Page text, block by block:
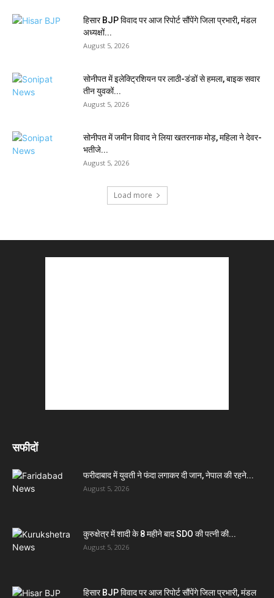
हिसार BJP विवाद पर आज रिपोर्ट सौंपेंगे जिला प्रभारी, मंडल
अध्यक्षों...
August 5, 2026
सोनीपत में इलेक्ट्रिशियन पर लाठी-डंडों से हमला, बाइक सवार
तीन युवकों...
August 5, 2026
सोनीपत में जमीन विवाद ने लिया खतरनाक मोड़, महिला ने देवर-
भतीजे...
August 5, 2026
Load more
सफीदों
फरीदाबाद में युवती ने फंदा लगाकर दी जान, नेपाल की रहने...
August 5, 2026
कुरुक्षेत्र में शादी के 8 महीने बाद SDO की पत्नी की...
August 5, 2026
हिसार BJP विवाद पर आज रिपोर्ट सौंपेंगे जिला प्रभारी, मंडल